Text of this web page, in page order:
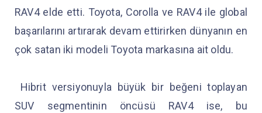
RAV4 elde etti. Toyota, Corolla ve RAV4 ile global
başarılarını artırarak devam ettirirken dünyanın en
çok satan iki modeli Toyota markasına ait oldu.
Hibrit versiyonuyla büyük bir beğeni toplayan
SUV segmentinin öncüsü RAV4 ise, bu